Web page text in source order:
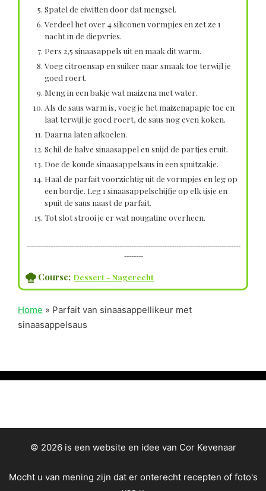
Spatel de eiwitten door dat mengsel.
Verdeel het over 4 siliconen vormpjes en zet ze 1
nacht in de diepvries.
Pers 2,5 sinaasappels uit en maak dit warm.
Voeg citroensap en suiker naar smaak toe terwijl je
goed roert.
Meng in een bakje wat maizena met water.
Als de saus warm is, voeg je het maizenapapje toe en
laat terwijl je goed roert, de saus nog even koken.
Daarna laten afkoelen.
Schil de halve sinaasappel en snijd de partjes eruit.
Doe de koude sinaasappelsaus in een spuitzakje.
Haal de parfait voorzichtig uit de vormpjes en leg op
een bordje. Leg 1 sinaasappelschijfje op elk ijsje en
spuit de saus naast de parfait.
Tot slot strooi je er wat nougatine overheen.
------------------------------------------------------------------------------------------
--------
Course; Dessert - Nagerecht
Home » Parfait van sinaasappellikeur met
sinaasappelsaus
© 2026 is een website en idee van Cor Kevenaar
Mocht u van mening zijn dat er onterecht recepten of foto's